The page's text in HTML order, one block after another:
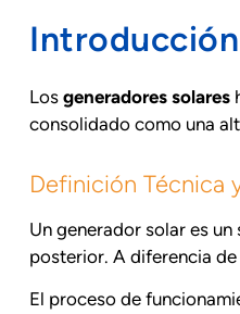
Los generadores solares
consolidado como una
Definición Técnica
Un generador solar es
posterior. A diferencia
El proceso de